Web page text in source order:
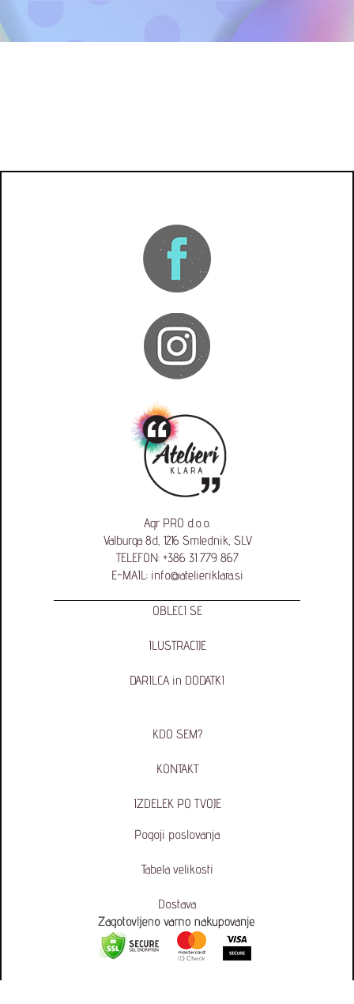
Agr PRO d.o.o.
Valburga 8d, 1216 Smlednik, SLV
TELEFON: +386 31 779 867
E-MAIL: info@atelieriklara.si
OBLECI SE
ILUSTRACIJE
DARILCA in DODATKI
KDO SEM?
KONTAKT
IZDELEK PO TVOJE
Pogoji poslovanja
Tabela velikosti
Dostava